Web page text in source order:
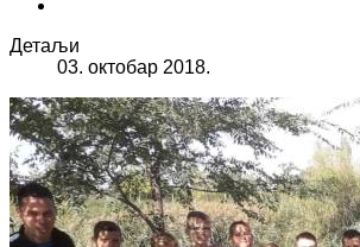
Детаљи
03. октобар 2018.